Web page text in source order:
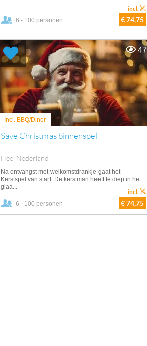
6 - 100 personen € 74,75
incl.
Incl. BBQ/Diner
Save Christmas binnenspel
Heel Nederland
Na ontvangst met welkomstdrankje gaat het
Kerstspel van start. De kerstman heeft te diep in het
glaa...
6 - 100 personen € 74,75
incl.
47